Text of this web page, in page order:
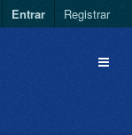
Entrar Registrar